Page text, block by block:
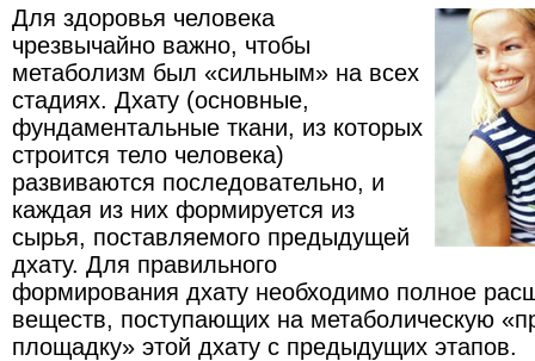
Для здоровья человека
чрезвычайно важно, чтобы
метаболизм был «сильным» на всех
стадиях. Дхату (основные,
фундаментальные ткани, из которых
строится тело человека)
развиваются последовательно, и
каждая из них формируется из
сырья, поставляемого предыдущей
дхату. Для правильного
формирования дхату необходимо полное
веществ, поступающих на метаболическую
площадку» этой дхату с предыдущих этапов.